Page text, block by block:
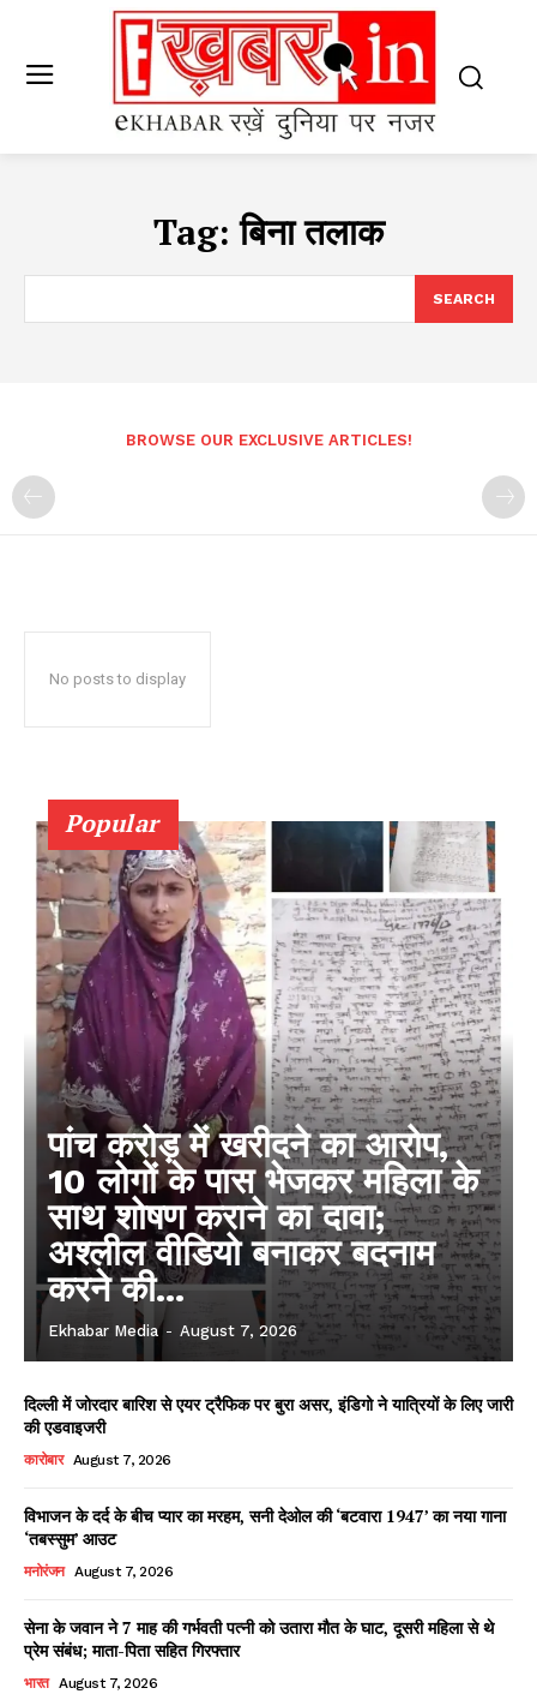
Tag:बिना तलाक
SEARCH
BROWSE OUR EXCLUSIVE ARTICLES!
No posts to display
Popular
पांच करोड़ में खरीदने का आरोप,
10 लोगों के पास भेजकर महिला के
साथ शोषण कराने का दावा;
अश्लील वीडियो बनाकर बदनाम
करने की...
Ekhabar Media - August 7, 2026
दिल्ली में जोरदार बारिश से एयर ट्रैफिक पर बुरा असर, इंडिगो ने यात्रियों के लिए जारी
की एडवाइजरी
कारोबार August 7, 2026
विभाजन के दर्द के बीच प्यार का मरहम, सनी देओल की ‘बटवारा 1947’ का नया गाना
‘तबस्सुम’ आउट
मनोरंजन August 7, 2026
सेना के जवान ने 7 माह की गर्भवती पत्नी को उतारा मौत के घाट, दूसरी महिला से थे
प्रेम संबंध; माता-पिता सहित गिरफ्तार
भारत August 7, 2026